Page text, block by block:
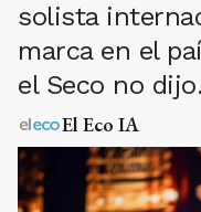
solista
marca en el
el Seco no dijo.
El Eco IA